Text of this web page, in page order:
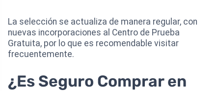
La selección se actualiza de manera regular, con
nuevas incorporaciones al Centro de Prueba
Gratuita, por lo que es recomendable visitar
frecuentemente.
¿Es Seguro Comprar en